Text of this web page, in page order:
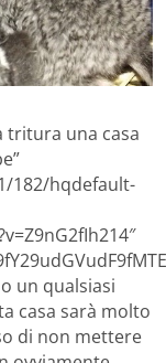
tritura una casa
182/hqdefault-
un qualsiasi
casa sarà molto
di non mettere